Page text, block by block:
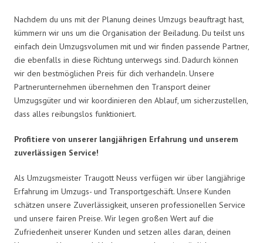
Nachdem du uns mit der Planung deines Umzugs beauftragt hast,
kümmern wir uns um die Organisation der Beiladung. Du teilst uns
einfach dein Umzugsvolumen mit und wir finden passende Partner,
die ebenfalls in diese Richtung unterwegs sind. Dadurch können
wir den bestmöglichen Preis für dich verhandeln. Unsere
Partnerunternehmen übernehmen den Transport deiner
Umzugsgüter und wir koordinieren den Ablauf, um sicherzustellen,
dass alles reibungslos funktioniert.
Profitiere von unserer langjährigen Erfahrung und unserem
zuverlässigen Service!
Als Umzugsmeister Traugott Neuss verfügen wir über langjährige
Erfahrung im Umzugs- und Transportgeschäft. Unsere Kunden
schätzen unsere Zuverlässigkeit, unseren professionellen Service
und unsere fairen Preise. Wir legen großen Wert auf die
Zufriedenheit unserer Kunden und setzen alles daran, deinen